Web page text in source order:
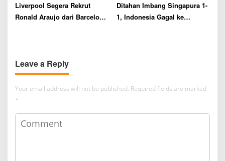
Liverpool Segera Rekrut
Ronald Araujo dari Barcelona
Ditahan Imbang Singapura 1-
1, Indonesia Gagal ke
Leave a Reply
Your email address will not be published. Required fields are marked
*